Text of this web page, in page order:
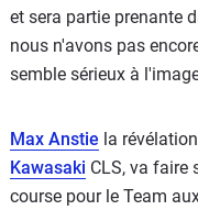
et sera partie prenante
nous n'avons pas
semble sérieux à
Max Anstie la
Kawasaki CLS, va faire
course pour le Team